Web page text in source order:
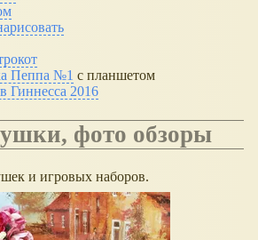
Пеппа №1 с планшетом
Гиннесса 2016
фото обзоры
и игровых наборов.